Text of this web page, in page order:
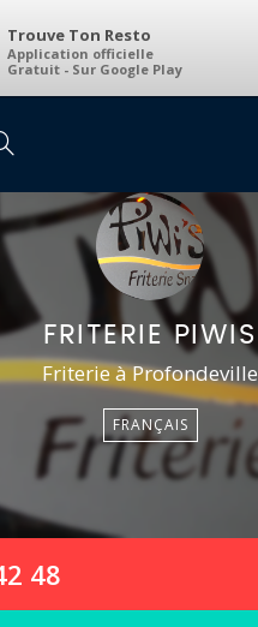
Trouve Ton Resto
Application officielle
Gratuit - Sur Google Play
FRITERIE PIWIS
Friterie à Profondeville
FRANÇAIS
48